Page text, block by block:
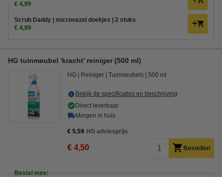
€ 4,99
Scrub Daddy | microvezel doekjes | 2 stuks
€ 4,99
HG tuinmeubel 'kracht' reiniger (500 ml)
HG Reiniger Tuinmeubels 500 ml
Bekijk de specificaties en beschrijving
Direct leverbaar
Morgen in huis
€ 5,59 HG adviesprijs
€ 4,50 Bestellen
Bestel mee: